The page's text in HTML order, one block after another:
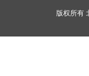
版权所有